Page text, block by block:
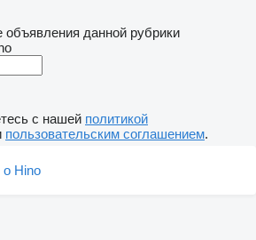
данной рубрики
с нашей политикой
пользовательским соглашением.
Hino